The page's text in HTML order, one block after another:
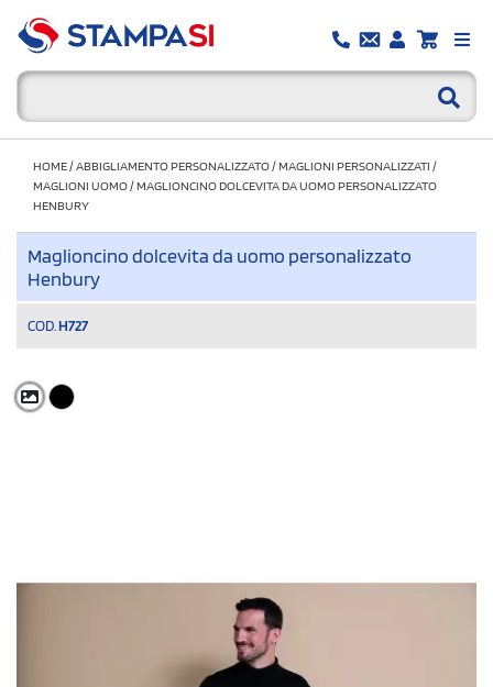
HOME/ABBIGLIAMENTO PERSONALIZZATO/MAGLIONI PERSONALIZZATI /
MAGLIONI UOMO/MAGLIONCINO DOLCEVITA DA UOMO PERSONALIZZATO
HENBURY
Maglioncino dolcevita da uomo personalizzato
Henbury
COD. H727